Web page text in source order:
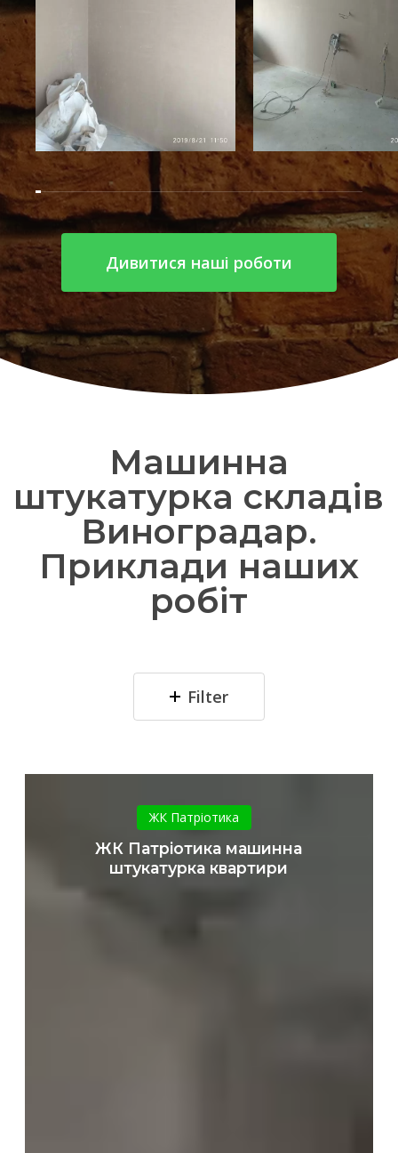
Дивитися наші роботи
Машинна
штукатурка складів
Виноградар.
Приклади наших
робіт
Filter
Патріотика
машинна
штукатурка
квартири
ЖК Патріотика
ЖК Патріотика машинна
штукатурка квартири